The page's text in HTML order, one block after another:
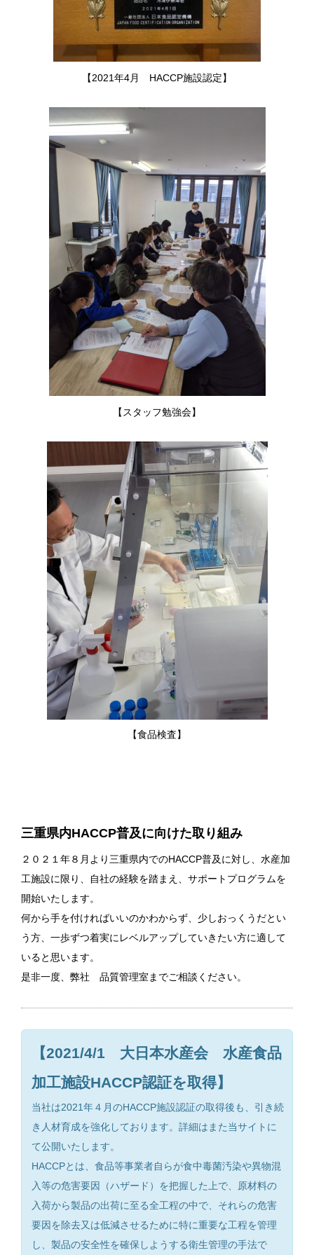
【2021年4月 HACCP施設認定】
【スタッフ勉強会】
【食品検査】
三重県内HACCP普及に向けた取り組み
２０２１年８月より三重県内でのHACCP普及に対し、水産加
工施設に限り、自社の経験を踏まえ、サポートプログラムを
開始いたします。
何から手を付ければいいのかわからず、少しおっくうだとい
う方、一歩ずつ着実にレベルアップしていきたい方に適して
いると思います。
是非一度、弊社 品質管理室までご相談ください。
【2021/4/1 大日本水産会 水産食品
加工施設HACCP認証を取得】
当社は2021年４月のHACCP施設認証の取得後も、引き続
き人材育成を強化しております。詳細はまた当サイトに
て公開いたします。
HACCPとは、食品等事業者自らが食中毒菌汚染や異物混
入等の危害要因（ハザード）を把握した上で、原材料の
入荷から製品の出荷に至る全工程の中で、それらの危害
要因を除去又は低減させるために特に重要な工程を管理
し、製品の安全性を確保しようする衛生管理の手法で